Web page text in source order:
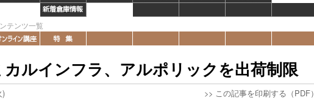
テンツ一覧
ルインフラ、アルポリックを出荷制限
) >> この記事を印刷する（PDF）